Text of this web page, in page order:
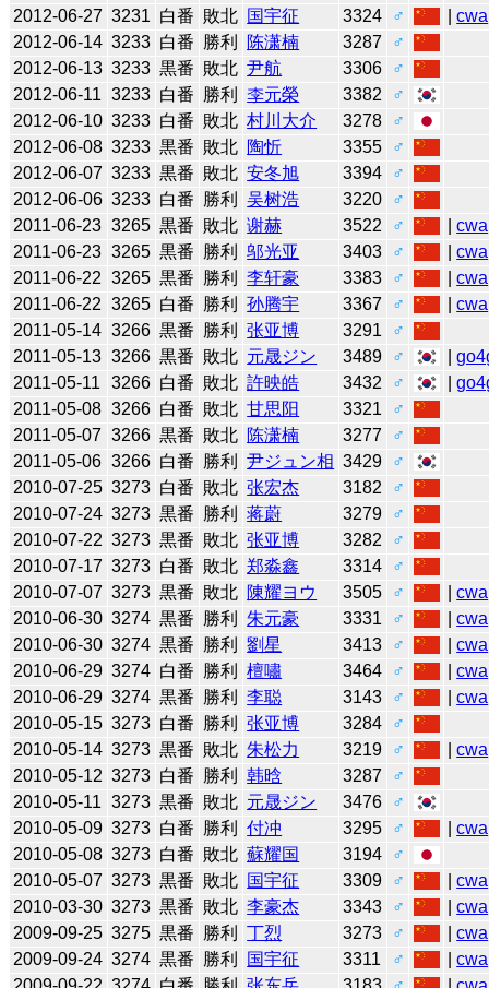
2012-06-27 3231 白番 敗北 国宇征 3324 ♂ |cwa
2012-06-14 3233 白番 勝利 陈潇楠 3287
♂
2012-06-13 3233 黒番 敗北 尹航 3306
♂
2012-06-11 3233 白番 勝利 李元榮 3382
♂
2012-06-10 3233 白番 敗北 村川大介 3278
♂
2012-06-08 3233 黒番 敗北 陶忻 3355
♂
2012-06-07 3233 黒番 敗北 安冬旭 3394
♂
2012-06-06 3233 白番 勝利 吴树浩 3220
♂
2011-06-23 3265 黒番 敗北 谢赫 3522 ♂ |cwa
2011-06-23 3265 黒番 勝利 邬光亚 3403 ♂ |cwa
2011-06-22 3265 黒番 勝利 李轩豪 3383 ♂ |cwa
2011-06-22 3265 白番 勝利 孙腾宇 3367 ♂ |cwa
2011-05-14 3266 黒番 勝利 张亚博 3291
♂
2011-05-13 3266 黒番 敗北 元晟ジン 3489 ♂ |
2011-05-11
3266 白番 敗北 許映皓 3432 ♂ |
2011-05-08 3266 白番 敗北 甘思阳 3321
♂
2011-05-07 3266 黒番 敗北 陈潇楠 3277
♂
2011-05-06 3266 白番 勝利 尹ジュン相 3429
♂
2010-07-25 3273 白番 敗北 张宏杰 3182
♂
2010-07-24 3273 黒番 勝利 蒋蔚 3279
♂
2010-07-22 3273 黒番 敗北 张亚博 3282
♂
2010-07-17 3273 白番 敗北 郑淼鑫 3314
♂
2010-07-07 3273 黒番 敗北 陳耀ヨウ 3505 ♂ |cwa
2010-06-30 3274 黒番 勝利 朱元豪 3331 ♂ |cwa
2010-06-30 3274 黒番 勝利 劉星 3413 ♂ |cwa
2010-06-29 3274 白番 勝利 檀嘯 3464 ♂ |cwa
2010-06-29 3274 黒番 勝利 李聪 3143 ♂ |cwa
2010-05-15 3273 白番 勝利 张亚博 3284
♂
2010-05-14 3273 黒番 敗北 朱松力 3219 ♂ |cwa
2010-05-12 3273 白番 勝利 韩晗 3287
♂
2010-05-11 3273 黒番 敗北 元晟ジン 3476
♂
2010-05-09 3273 白番 勝利 付冲 3295 ♂ |cwa
2010-05-08 3273 白番 敗北 蘇耀国 3194
♂
2010-05-07 3273 黒番 敗北 国宇征 3309 ♂ |cwa
2010-03-30 3273 黒番 敗北 李豪杰 3343 ♂ |cwa
2009-09-25 3275 黒番 勝利 丁烈 3273 ♂ |cwa
2009-09-24 3274 黒番 勝利 国宇征 3311 ♂ |cwa